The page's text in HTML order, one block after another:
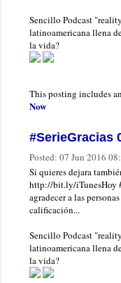
Sencillo Podcast
latinoamericana llena
la vida?
This posting includes
Now
#SerieGracias
Posted: 07 Jun 2016
Si quieres dejara
http://bit.ly/iTunesHoy
agradecer a las
calificación...
Sencillo Podcast
latinoamericana llena
la vida?